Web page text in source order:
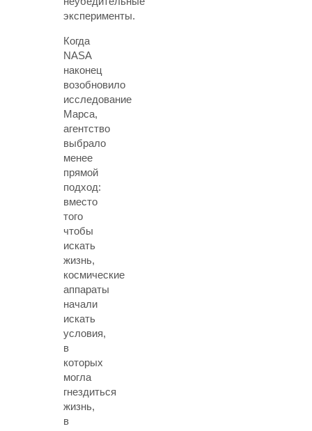
эксперименты.
Когда
NASA
наконец
возобновило
исследование
Марса,
агентство
выбрало
менее
прямой
подход:
вместо
того
чтобы
искать
жизнь,
космические
аппараты
начали
искать
условия,
в
которых
могла
гнездиться
жизнь,
в